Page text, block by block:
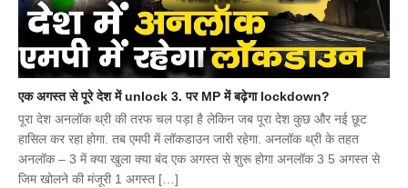
एक अगस्त से पूरे देश में unlock 3. पर MP में बढ़ेगा lockdown?
पूरा देश अनलॉक थ्री की तरफ चल पड़ा है लेकिन जब पूरा देश कुछ और नई छूट
हासिल कर रहा होगा. तब एमपी में लॉकडाउन जारी रहेगा. अनलॉक थ्री के तहत
अनलॉक – 3 में क्या खुला क्या बंद एक अगस्त से शुरू होगा अनलॉक 3 5 अगस्त से
जिम खोलने की मंजूरी 1 अगस्त […]